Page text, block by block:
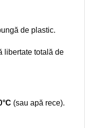
de plastic.
libertate totală de
(sau apă rece).